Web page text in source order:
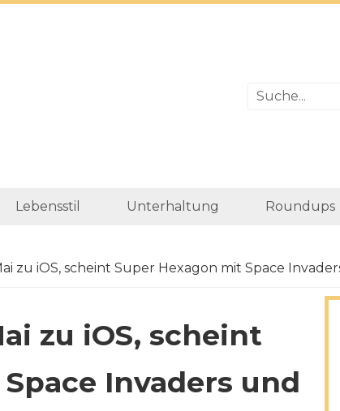
Lebensstil Unterhaltung Roundups
zu iOS, scheint Super Hexagon mit Space
zu iOS, scheint
Invaders und